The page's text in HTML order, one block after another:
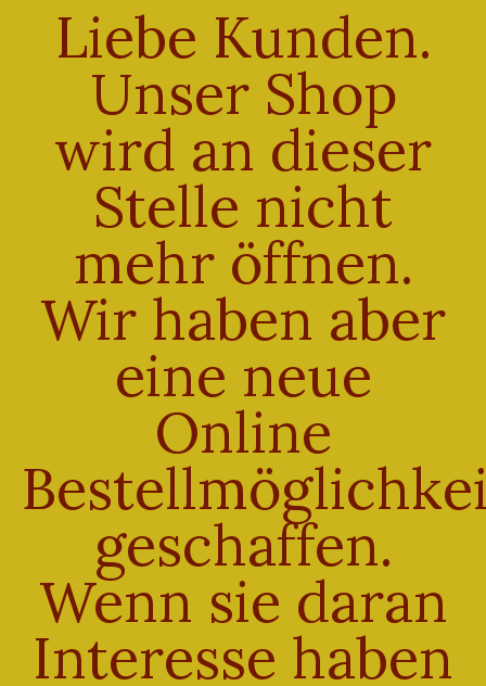
Beschreibung
Weizenbrötchen mit Sesam bestreut
Ähnliche Produkte
Eutinger Gourmet
Brötchen
€0,60
Enthält 7% Mehrwertsteuer
Lieferzeit: sofort lieferbar
0,90
Versand
Lieferzeit: sofort lieferbar
Liebe Kunden.
Unser Shop
wird an dieser
Stelle nicht
mehr öffnen.
Wir haben aber
eine neue
Online
geschaffen.
Wenn sie daran
Interesse haben